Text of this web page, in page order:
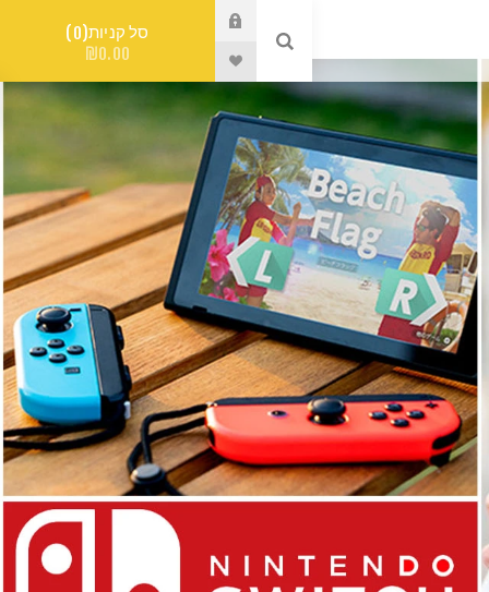
סל קניות 0
₪0.00